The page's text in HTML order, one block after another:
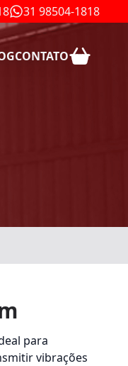
31 98504-1818
CONTATO
para
vibrações